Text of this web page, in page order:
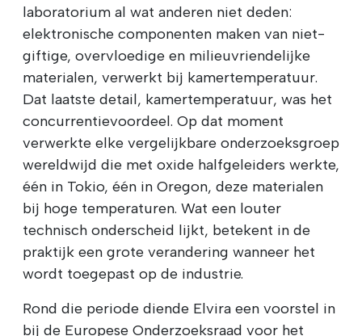
laboratorium al wat anderen niet deden:
elektronische componenten maken van niet-
giftige, overvloedige en milieuvriendelijke
materialen, verwerkt bij kamertemperatuur.
Dat laatste detail, kamertemperatuur, was het
concurrentievoordeel. Op dat moment
verwerkte elke vergelijkbare onderzoeksgroep
wereldwijd die met oxide halfgeleiders werkte,
één in Tokio, één in Oregon, deze materialen
bij hoge temperaturen. Wat een louter
technisch onderscheid lijkt, betekent in de
praktijk een grote verandering wanneer het
wordt toegepast op de industrie.
Rond die periode diende Elvira een voorstel in
bij de Europese Onderzoeksraad voor het